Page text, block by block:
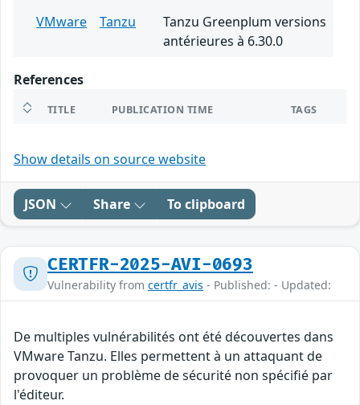
VMware
Tanzu
Tanzu Greenplum versions
antérieures à 6.30.0
References
TITLE PUBLICATION TIME TAGS
Show details on source website
JSON Share To clipboard
CERTFR-2025-AVI-0693
Vulnerability from certfr_avis - Published: - Updated:
De multiples vulnérabilités ont été découvertes dans
VMware Tanzu. Elles permettent à un attaquant de
provoquer un problème de sécurité non spécifié par
l'éditeur.